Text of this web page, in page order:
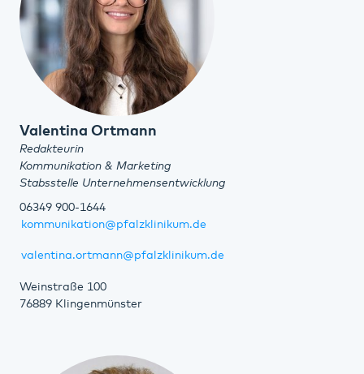
Valentina Ortmann
Redakteurin
Kommunikation & Marketing
Stabsstelle Unternehmensentwicklung
06349 900-1644
kommunikation@pfalzklinikum.de
valentina.ortmann@pfalzklinikum.de
Weinstraße 100
76889 Klingenmünster